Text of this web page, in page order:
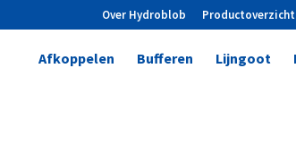
Over Hydroblob Productoverzicht
Afkoppelen Bufferen Lijngoot